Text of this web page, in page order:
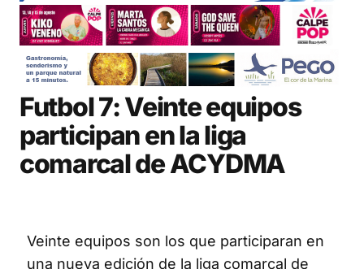
Futbol 7: Veinte equipos
participan en la liga
comarcal de ACYDMA
Veinte equipos son los que participaran en
una nueva edición de la liga comarcal de